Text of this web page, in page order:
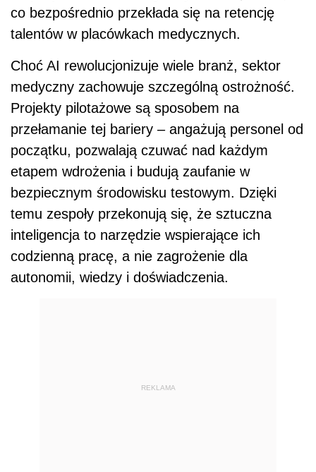
co bezpośrednio przekłada się na retencję
talentów w placówkach medycznych.
Choć AI rewolucjonizuje wiele branż, sektor
medyczny zachowuje szczególną ostrożność.
Projekty pilotażowe są sposobem na
przełamanie tej bariery – angażują personel od
początku, pozwalają czuwać nad każdym
etapem wdrożenia i budują zaufanie w
bezpiecznym środowisku testowym. Dzięki
temu zespoły przekonują się, że sztuczna
inteligencja to narzędzie wspierające ich
codzienną pracę, a nie zagrożenie dla
autonomii, wiedzy i doświadczenia.
REKLAMA